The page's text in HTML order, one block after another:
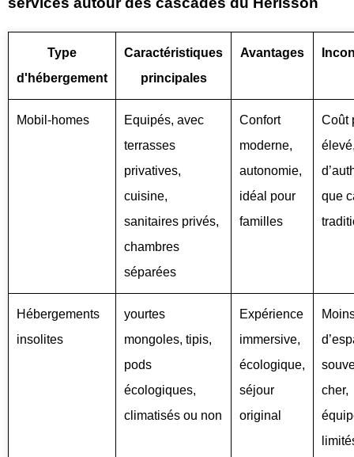
Type
d'hébergement
Caractéristiques
principales
Avantages
Mobil-homes
Equipés, avec
terrasses
privatives,
cuisine,
sanitaires privés,
chambres
séparées
Confort
moderne,
autonomie,
idéal pour
familles
Coût
que
Hébergements
insolites
yourtes
mongoles, tipis,
pods
écologiques,
climatisés ou non
Expérience
immersive,
écologique,
séjour
original
cher,